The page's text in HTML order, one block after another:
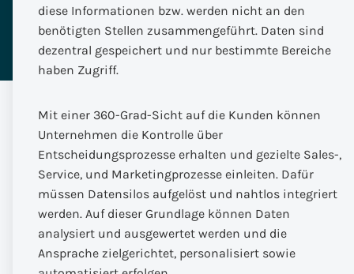
diese Informationen bzw. werden nicht an den
benötigten Stellen zusammengeführt. Daten sind
dezentral gespeichert und nur bestimmte Bereiche
haben Zugriff.
Mit einer 360-Grad-Sicht auf die Kunden können
Unternehmen die Kontrolle über
Entscheidungsprozesse erhalten und gezielte Sales-,
Service, und Marketingprozesse einleiten. Dafür
müssen Datensilos aufgelöst und nahtlos integriert
werden. Auf dieser Grundlage können Daten
analysiert und ausgewertet werden und die
Ansprache zielgerichtet, personalisiert sowie